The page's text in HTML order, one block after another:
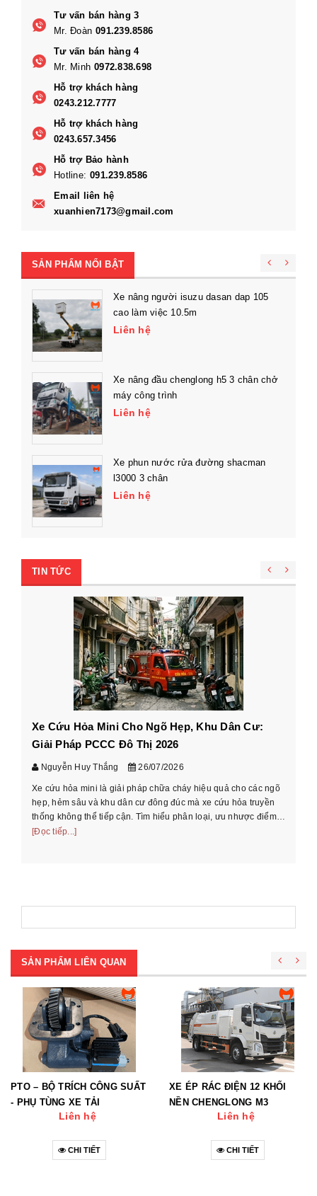
Tư vấn bán hàng 3
Mr. Đoàn 091.239.8586
Tư vấn bán hàng 4
Mr. Minh 0972.838.698
Hỗ trợ khách hàng
0243.212.7777
Hỗ trợ khách hàng
0243.657.3456
Hỗ trợ Bảo hành
Hotline: 091.239.8586
Email liên hệ
xuanhien7173@gmail.com
SẢN PHẨM NỔI BẬT
Xe nâng người isuzu dasan dap 105
cao làm việc 10.5m
Liên hệ
Xe nâng đầu chenglong h5 3 chân chở
máy công trình
Liên hệ
Xe phun nước rửa đường shacman
l3000 3 chân
Liên hệ
TIN TỨC
Xe Cứu Hỏa Mini Cho Ngõ Hẹp, Khu Dân Cư:
Giải Pháp PCCC Đô Thị 2026
Nguyễn Huy Thắng 26/07/2026
Xe cứu hỏa mini là giải pháp chữa cháy hiệu quả cho các ngõ
hẹp, hẻm sâu và khu dân cư đông đúc mà xe cứu hỏa truyền
thống không thể tiếp cận. Tìm hiểu phân loại, ưu nhược điểm
và cách chọn xe phù ...
[Đọc tiếp...]
SẢN PHẨM LIÊN QUAN
PTO – BỘ TRÍCH CÔNG SUẤT
- PHỤ TÙNG XE TẢI
Liên hệ
CHI TIẾT
XE ÉP RÁC ĐIỆN 12 KHỐI
NỀN CHENGLONG M3
Liên hệ
CHI TIẾT